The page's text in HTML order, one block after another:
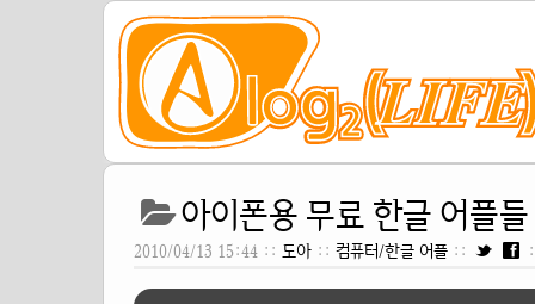
아이폰용 무료 한글 어플
2010/04/13 15:44 :: 도아 :: 컴퓨터/한글 어플 ::